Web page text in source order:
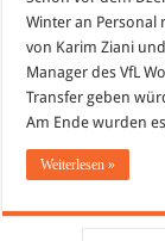
Winter an Personal
von Karim Ziani
Manager des VfL
Transfer geben
Am Ende wurden
Weiterlesen »